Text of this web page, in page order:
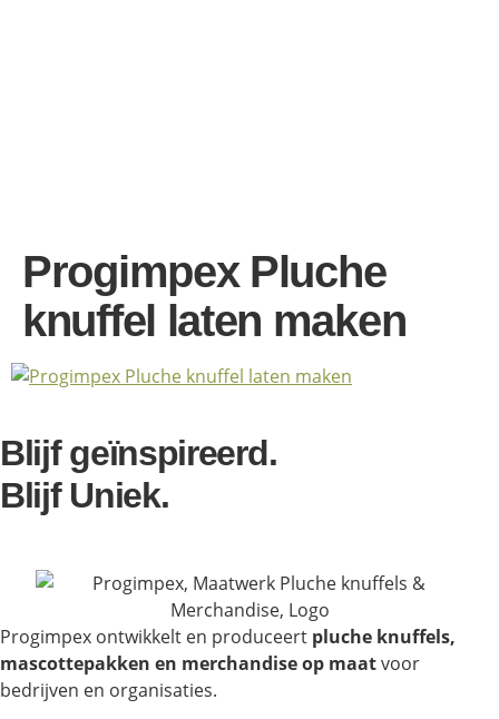
Progimpex Pluche
knuffel laten maken
Blijf geïnspireerd.
Blijf Uniek.
Progimpex ontwikkelt en produceert pluche knuffels,
mascottepakken en merchandise op maatvoor
bedrijven en organisaties.